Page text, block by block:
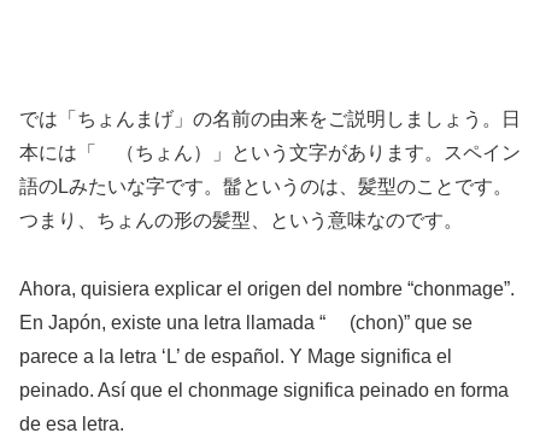
では「ちょんまげ」の名前の由来をご説明しましょう。日
本には「ゝ（ちょん）」という文字があります。スペイン
語のLみたいな字です。髷というのは、髪型のことです。
つまり、ちょんの形の髪型、という意味なのです。
Ahora, quisiera explicar el origen del nombre “chonmage”.
En Japón, existe una letra llamada “ゝ (chon)” que se
parece a la letra ‘L’ de español. Y Mage significa el
peinado. Así que el chonmage significa peinado en forma
de esa letra.